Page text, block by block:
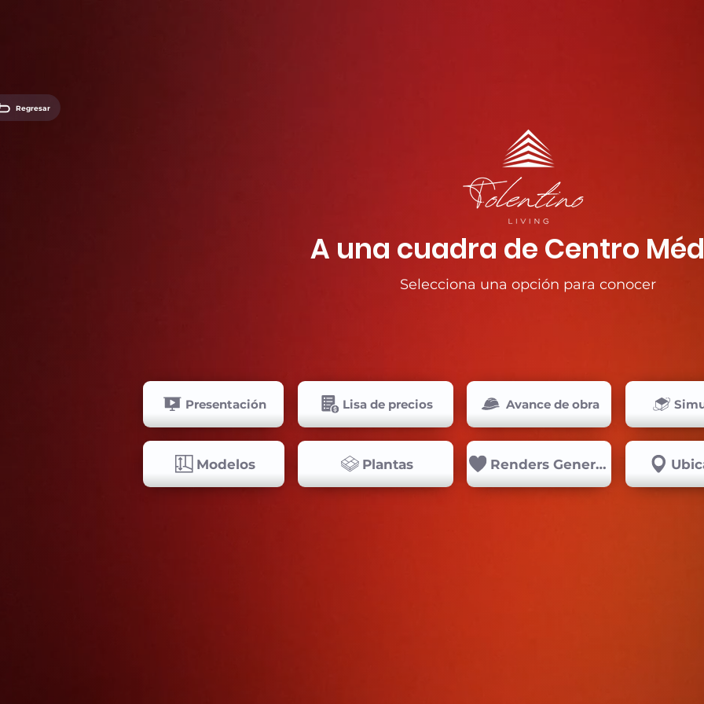
Regresar
A una cuadra de Centro
Selecciona una opción para conocer
Presentación Lisa de precios Avance de obra
Modelos Plantas Renders Generales